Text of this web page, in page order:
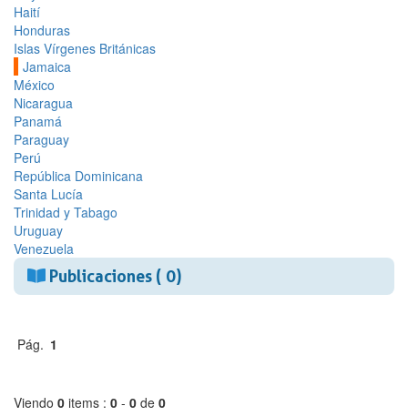
Haití
Honduras
Islas Vírgenes Británicas
Jamaica
México
Nicaragua
Panamá
Paraguay
Perú
República Dominicana
Santa Lucía
Trinidad y Tabago
Uruguay
Venezuela
Publicaciones ( 0)
Pág. 1
Viendo 0 items : 0 - 0 de 0